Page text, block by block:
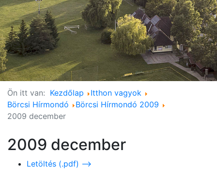
Ön itt van: Kezdőlap
Itthon vagyok
Börcsi Hírmondó
Börcsi Hírmondó 2009
2009 december
2009 december
Letöltés (.pdf) -->